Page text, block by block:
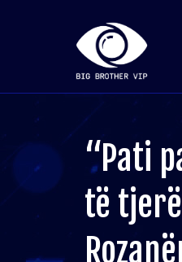
“Pati
të